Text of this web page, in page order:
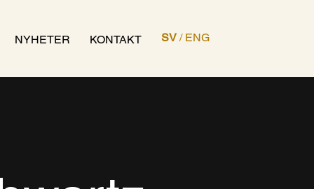
NYHETER KONTAKT SV / ENG